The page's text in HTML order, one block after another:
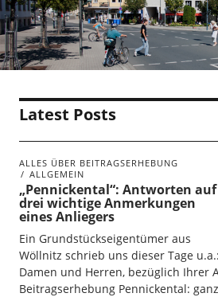
Latest Posts
ALLES ÜBER BEITRAGSERHEBUNG
ALLGEMEIN
„Pennickental“: Antworten auf
drei wichtige Anmerkungen
eines Anliegers
Ein Grundstückseigentümer aus
Wöllnitz schrieb uns dieser Tage
Damen und Herren, bezüglich Ihrer
Beitragserhebung Pennickental: